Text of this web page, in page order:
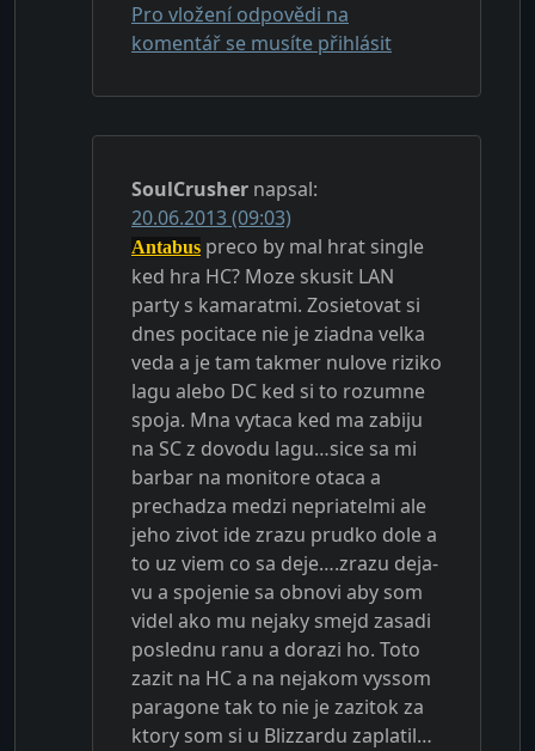
Pro vložení odpovědi na
komentář se musíte přihlásit
SoulCrusher napsal:
20.06.2013 (09:03)
Antabus preco by mal hrat single
ked hra HC? Moze skusit LAN
party s kamaratmi. Zosietovat si
dnes pocitace nie je ziadna velka
veda a je tam takmer nulove riziko
lagu alebo DC ked si to rozumne
spoja. Mna vytaca ked ma zabiju
na SC z dovodu lagu…sice sa mi
barbar na monitore otaca a
prechadza medzi nepriatelmi ale
jeho zivot ide zrazu prudko dole a
to uz viem co sa deje….zrazu deja-
vu a spojenie sa obnovi aby som
videl ako mu nejaky smejd zasadi
poslednu ranu a dorazi ho. Toto
zazit na HC a na nejakom vyssom
paragone tak to nie je zazitok za
ktory som si u Blizzardu zaplatil…